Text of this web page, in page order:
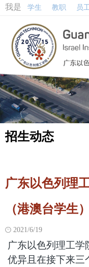
我是 学生 教职 员
招生动态
广东以色列理
（港澳台学生
 2021/6/19
广东以色列理工
优异且在接下来三